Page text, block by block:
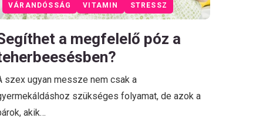
VÁRANDÓSSÁG VITAMIN STRESSZ
a megfelelő póz a
szex ugyan messze nem csak a
szükséges folyamat, de azok a
akik…